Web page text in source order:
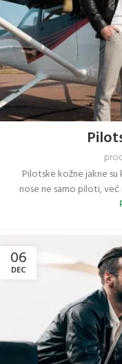
Pilotske kožne jakne
nose ne samo piloti, već
06
DEC